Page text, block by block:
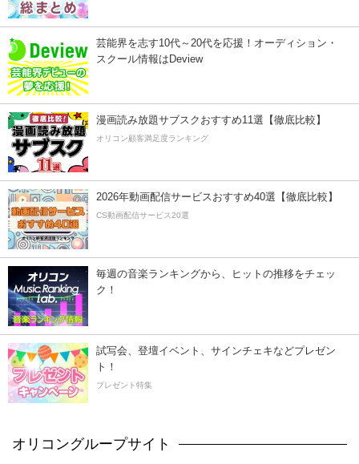
芸能界を志す10代～20代を応援！オーディション・
スクール情報はDeview
漫画読み放題サブスクおすすめ11選【徹底比較】
オリコン顧客満足度ランキング
2026年動画配信サービスおすすめ40選【徹底比較】
CS動画配信サービス20選
毎週の音楽ランキングから、ヒットの推移をチェッ
ク！
試写会、登壇イベント、サインチェキなどプレゼン
ト！
プレゼント特集
オリコングループサイト